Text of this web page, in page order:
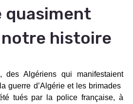
quasiment
histoire
des Algériens qui manifestaient
guerre d’Algérie et les brimades
tués par la police française, à